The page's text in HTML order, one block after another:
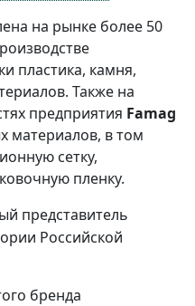
на рынке более 50
пластика, камня,
Также на
предприятия Famag
материалов, в том
сетку,
пленку.
представитель
Российской
бренда